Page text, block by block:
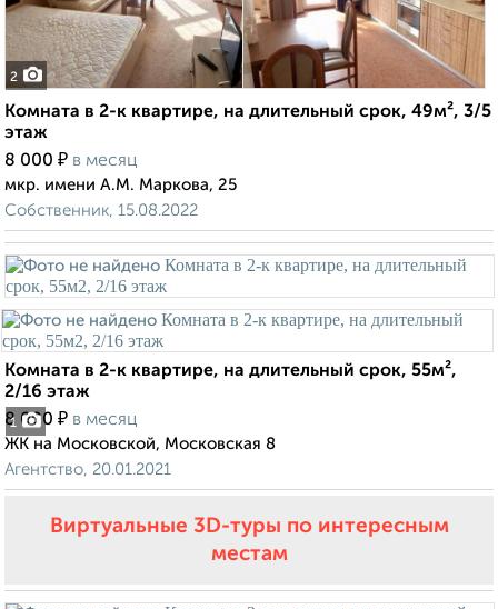
2
Комната в 2-к квартире, на длительный срок, 49м², 3/5
этаж
8 000 ₽ в месяц
мкр. имени А.М. Маркова, 25
Собственник, 15.08.2022
1
Комната в 2-к квартире, на длительный срок, 55м²,
2/16 этаж
8 000 ₽ в месяц
ЖК на Московской, Московская 8
Агентство, 20.01.2021
Виртуальные 3D-туры по интересным
местам